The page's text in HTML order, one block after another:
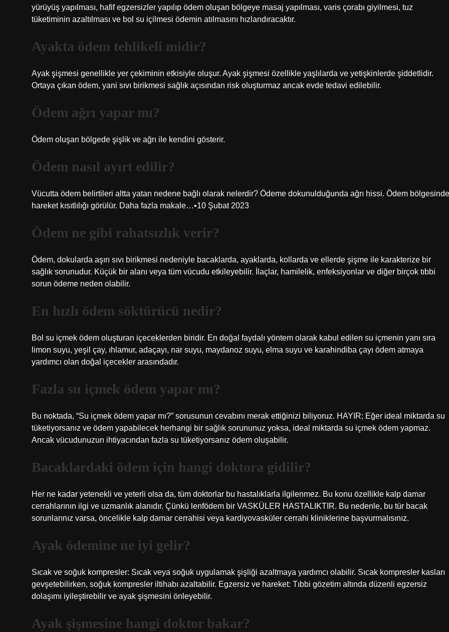
yürüyüş yapılması, hafif egzersizler yapılıp ödem oluşan bölgeye masaj yapılması, varis çorabı giyilmesi, tuz
tüketiminin azaltılması ve bol su içilmesi ödemin atılmasını hızlandıracaktır.
Ayakta ödem tehlikeli midir?
Ayak şişmesi genellikle yer çekiminin etkisiyle oluşur. Ayak şişmesi özellikle yaşlılarda ve yetişkinlerde şiddetlidir.
Ortaya çıkan ödem, yani sıvı birikmesi sağlık açısından risk oluşturmaz ancak evde tedavi edilebilir.
Ödem ağrı yapar mı?
Ödem oluşan bölgede şişlik ve ağrı ile kendini gösterir.
Ödem nasıl ayırt edilir?
Vücutta ödem belirtileri altta yatan nedene bağlı olarak nelerdir? Ödeme dokunulduğunda ağrı hissi. Ödem bölgesinde
hareket kısıtlılığı görülür. Daha fazla makale…•10 Şubat 2023
Ödem ne gibi rahatsızlık verir?
Ödem, dokularda aşırı sıvı birikmesi nedeniyle bacaklarda, ayaklarda, kollarda ve ellerde şişme ile karakterize bir
sağlık sorunudur. Küçük bir alanı veya tüm vücudu etkileyebilir. İlaçlar, hamilelik, enfeksiyonlar ve diğer birçok tıbbi
sorun ödeme neden olabilir.
En hızlı ödem söktürücü nedir?
Bol su içmek ödem oluşturan içeceklerden biridir. En doğal faydalı yöntem olarak kabul edilen su içmenin yanı sıra
limon suyu, yeşil çay, ıhlamur, adaçayı, nar suyu, maydanoz suyu, elma suyu ve karahindiba çayı ödem atmaya
yardımcı olan doğal içecekler arasındadır.
Fazla su içmek ödem yapar mı?
Bu noktada, “Su içmek ödem yapar mı?” sorusunun cevabını merak ettiğinizi biliyoruz. HAYIR; Eğer ideal miktarda su
tüketiyorsanız ve ödem yapabilecek herhangi bir sağlık sorununuz yoksa, ideal miktarda su içmek ödem yapmaz.
Ancak vücudunuzun ihtiyacından fazla su tüketiyorsanız ödem oluşabilir.
Bacaklardaki ödem için hangi doktora gidilir?
Her ne kadar yetenekli ve yeterli olsa da, tüm doktorlar bu hastalıklarla ilgilenmez. Bu konu özellikle kalp damar
cerrahlarının ilgi ve uzmanlık alanıdır. Çünkü lenfödem bir VASKÜLER HASTALIKTIR. Bu nedenle, bu tür bacak
sorunlarınız varsa, öncelikle kalp damar cerrahisi veya kardiyovasküler cerrahi kliniklerine başvurmalısınız.
Ayak ödemine ne iyi gelir?
Sıcak ve soğuk kompresler: Sıcak veya soğuk uygulamak şişliği azaltmaya yardımcı olabilir. Sıcak kompresler kasları
gevşetebilirken, soğuk kompresler iltihabı azaltabilir. Egzersiz ve hareket: Tıbbi gözetim altında düzenli egzersiz
dolaşımı iyileştirebilir ve ayak şişmesini önleyebilir.
Ayak şişmesine hangi doktor bakar?